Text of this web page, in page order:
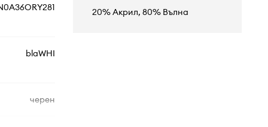
blaWHI
черен
20% Акрил, 80% Вълна